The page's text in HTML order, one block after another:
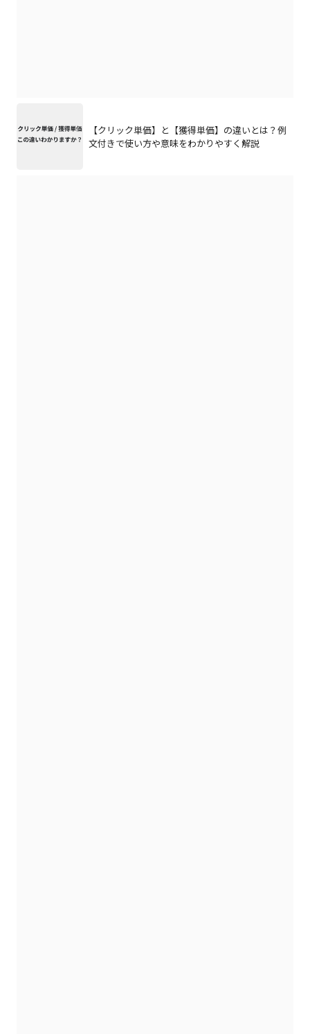
【クリック単価】と【獲得単価】の違いとは？例
文付きで使い方や意味をわかりやすく解説